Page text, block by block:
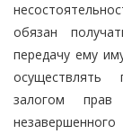
обязан
передачу ему
осуществлять
залогом